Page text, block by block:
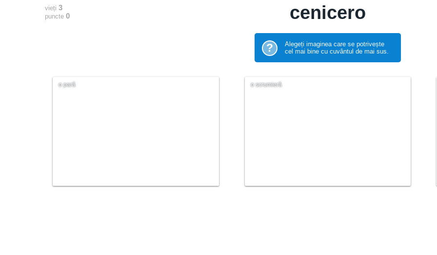
vieți 3
puncte 0 cenicero
?
Alegeți imaginea care se potrivește
cel mai bine cu cuvântul de mai sus.
o pară o scrumieră